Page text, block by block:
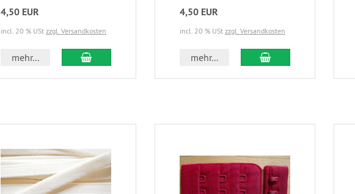
4,50 EUR
incl. 20 % USt zzgl. Versandkosten
mehr... In den Warenkorb
4,50 EUR
incl. 20 % USt zzgl. Versandkosten
mehr... In den Warenkorb